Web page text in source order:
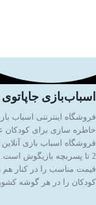
اسباب‌بازی جاپاتوی
فروشگاه اینترنتی اسباب
خاطره سازی برای کودکان
2 تا پسربچه بازیگوش
قیمت مناسب را در کنار هم
کودکان را در هر گوشه